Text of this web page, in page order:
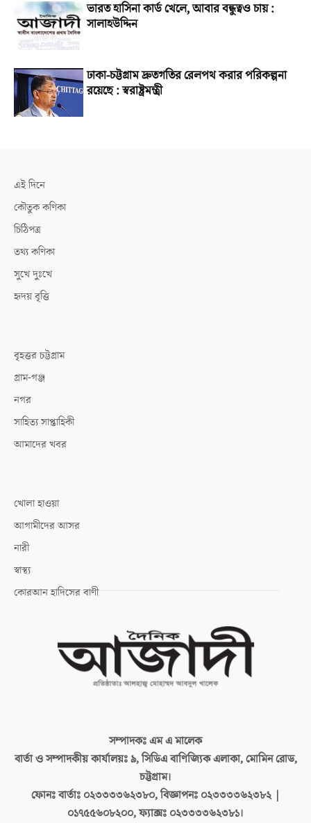
ভারত হাসিনা কার্ড খেলে, আবার বন্ধুত্বও চায় :
সালাহউদ্দিন
ঢাকা-চট্টগ্রাম দ্রুতগতির রেলপথ করার পরিকল্পনা
রয়েছে : স্বরাষ্ট্রমন্ত্রী
এই দিনে
কৌতুক কণিকা
চিঠিপত্র
তথ্য কণিকা
সুখে দুঃখে
হৃদয় বৃত্তি
বৃহত্তর চট্টগ্রাম
গ্রাম-গঞ্জ
নগর
সাহিত্য সাপ্তাহিকী
আমাদের খবর
খোলা হাওয়া
আগামীদের আসর
নারী
স্বাস্থ্য
কোরআন হাদিসের বাণী
সম্পাদকঃএম এ মালেক
বার্তা ও সম্পাদকীয় কার্যালয়ঃ৯, সিডিএ বাণিজ্যিক এলাকা, মোমিন রোড,
চট্টগ্রাম।
ফোনঃ বার্তাঃ ০২৩৩৩৩৬২৩৮০, বিজ্ঞাপনঃ ০২৩৩৩৩৬২৩৮২ |
০১৭৫৫৬০৮২০০, ফ্যাক্সঃ ০২৩৩৩৩৬২৩৮১।